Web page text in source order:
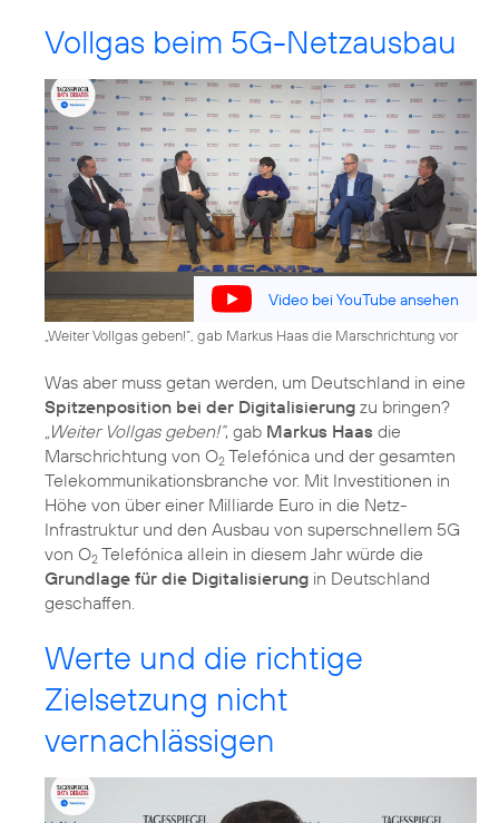
Vollgas beim 5G-Netzausbau
Video bei YouTube ansehen
„Weiter Vollgas geben!“, gab Markus Haas die Marschrichtung vor
Was aber muss getan werden, um Deutschland in eine
Spitzenposition bei der Digitalisierung zu bringen?
„Weiter Vollgas geben!“, gab Markus Haas die
Marschrichtung von O2 Telefónica und der gesamten
Telekommunikationsbranche vor. Mit Investitionen in
Höhe von über einer Milliarde Euro in die Netz-
Infrastruktur und den Ausbau von superschnellem 5G
von O2 Telefónica allein in diesem Jahr würde die
Grundlage für die Digitalisierung in Deutschland
geschaffen.
Werte und die richtige
Zielsetzung nicht
vernachlässigen